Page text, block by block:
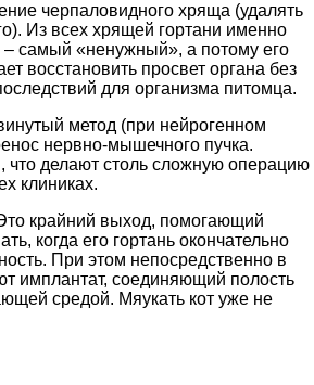
черпаловидного хряща (удалять
Из всех хрящей гортани именно
самый «ненужный», а потому его
восстановить просвет органа без
для организма питомца.
метод (при нейрогенном
нервно-мышечного пучка.
что делают столь сложную операцию
клиниках.
крайний выход, помогающий
когда его гортань окончательно
При этом непосредственно в
имплантат, соединяющий полость
средой. Мяукать кот уже не